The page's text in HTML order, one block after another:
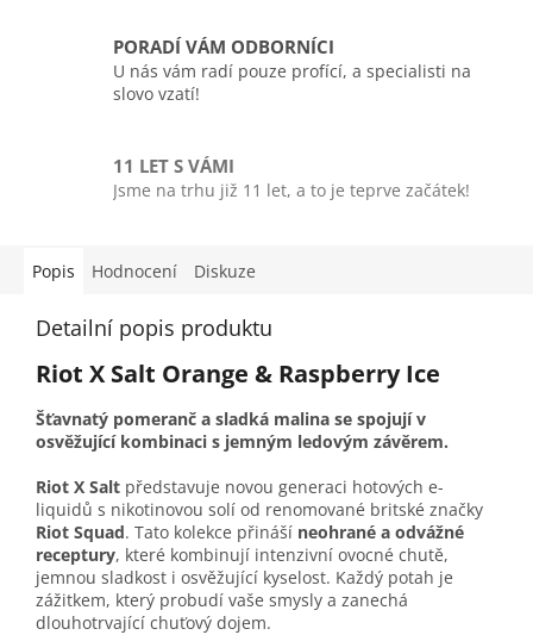
PORADÍ VÁM ODBORNÍCI
U nás vám radí pouze profící, a specialisti na
slovo vzatí!
11 LET S VÁMI
Jsme na trhu již 11 let, a to je teprve začátek!
Popis Hodnocení Diskuze
Detailní popis produktu
Riot X Salt Orange & Raspberry Ice
Šťavnatý pomeranč a sladká malina se spojují v
osvěžující kombinaci s jemným ledovým závěrem.
Riot X Salt představuje novou generaci hotových e-
liquidů s nikotinovou solí od renomované britské značky
Riot Squad. Tato kolekce přináší neohrané a odvážné
receptury, které kombinují intenzivní ovocné chutě,
jemnou sladkost i osvěžující kyselost. Každý potah je
zážitkem, který probudí vaše smysly a zanechá
dlouhotrvající chuťový dojem.